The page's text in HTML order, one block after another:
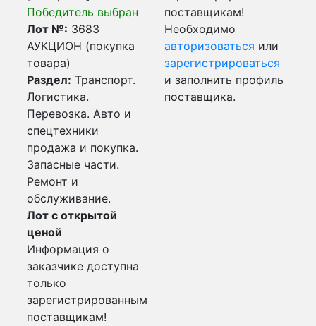
Победитель выбран
Лот №: 3683
АУКЦИОН (покупка
товара)
Раздел: Транспорт.
Логистика.
Перевозка. Авто и
спецтехники
продажа и покупка.
Запасные части.
Ремонт и
обслуживание.
Лот с открытой
ценой
Информация о
заказчике доступна
только
зарегистрированным
поставщикам!
поставщикам!
Необходимо
авторизоваться или
зарегистрироваться
и заполнить профиль
поставщика.